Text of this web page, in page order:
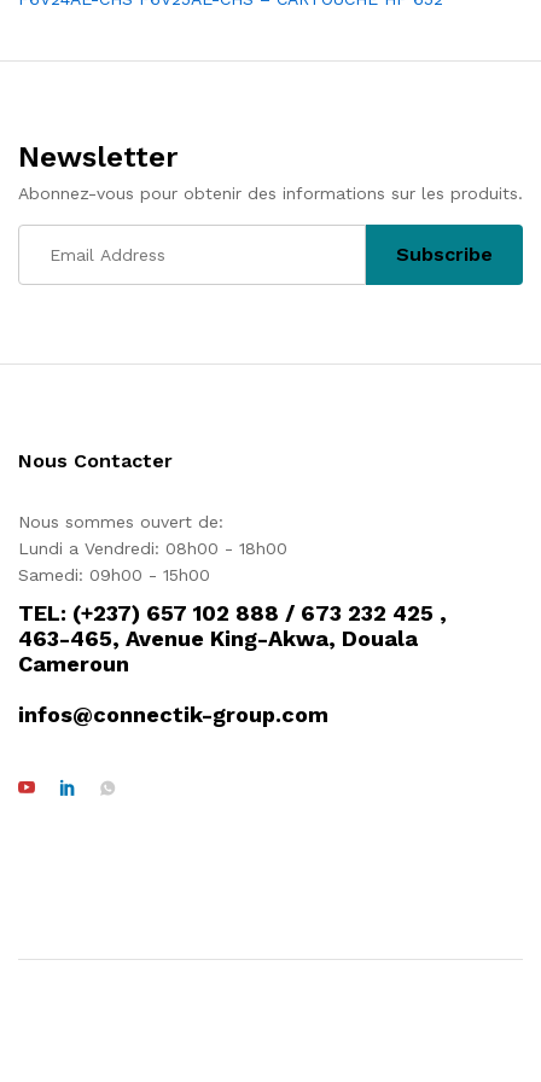
l’article
Newsletter
Abonnez-vous pour obtenir des informations sur les produits.
Nous Contacter
Nous sommes ouvert de:
Lundi a Vendredi: 08h00 - 18h00
Samedi: 09h00 - 15h00
TEL: (+237) 657 102 888 / 673 232 425 ,
463-465, Avenue King-Akwa, Douala
Cameroun
infos@connectik-group.com